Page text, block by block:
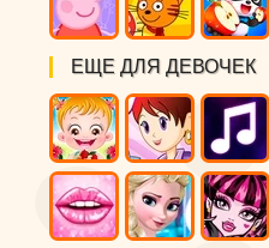
ЕЩЕ ДЛЯ ДЕВОЧЕК